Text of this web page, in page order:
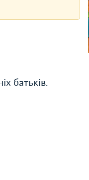
батьків.